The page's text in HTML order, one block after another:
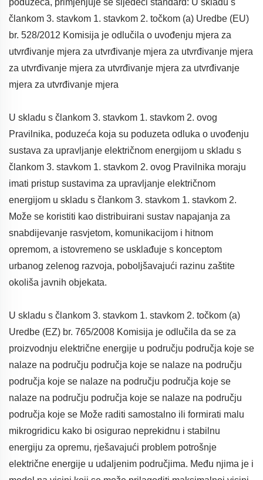
člankom 3. stavkom 1. stavkom 2. točkom (a) Uredbe (EU)
br. 528/2012 Komisija je odlučila o uvođenju mjera za
utvrđivanje mjera za utvrđivanje mjera za utvrđivanje mjera
za utvrđivanje mjera za utvrđivanje mjera za utvrđivanje
mjera za utvrđivanje mjera
U skladu s člankom 3. stavkom 1. stavkom 2. ovog
Pravilnika, poduzeća koja su poduzeta odluka o uvođenju
sustava za upravljanje električnom energijom u skladu s
člankom 3. stavkom 1. stavkom 2. ovog Pravilnika moraju
imati pristup sustavima za upravljanje električnom
energijom u skladu s člankom 3. stavkom 1. stavkom 2.
Može se koristiti kao distribuirani sustav napajanja za
snabdijevanje rasvjetom, komunikacijom i hitnom
opremom, a istovremeno se usklađuje s konceptom
urbanog zelenog razvoja, poboljšavajući razinu zaštite
okoliša javnih objekata.
U skladu s člankom 3. stavkom 1. stavkom 2. točkom (a)
Uredbe (EZ) br. 765/2008 Komisija je odlučila da se za
proizvodnju električne energije u području područja koje se
nalaze na području područja koje se nalaze na području
područja koje se nalaze na području područja koje se
nalaze na području područja koje se nalaze na području
područja koje se Može raditi samostalno ili formirati malu
mikrogridicu kako bi osigurao neprekidnu i stabilnu
energiju za opremu, rješavajući problem potrošnje
električne energije u udaljenim područjima. Među njima je i